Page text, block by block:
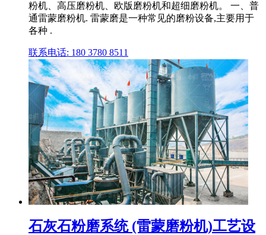
粉机、高压磨粉机、欧版磨粉机和超细磨粉机。 一、普
通雷蒙磨粉机. 雷蒙磨是一种常见的磨粉设备,主要用于
各种 .
联系电话: 180 3780 8511
石灰石粉磨系统 (雷蒙磨粉机)工艺设